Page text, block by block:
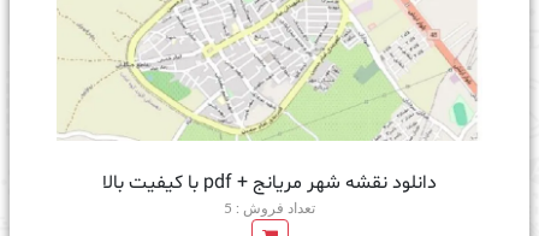
دانلود نقشه شهر مریانج + pdf با کیفیت بالا
تعداد فروش : 5